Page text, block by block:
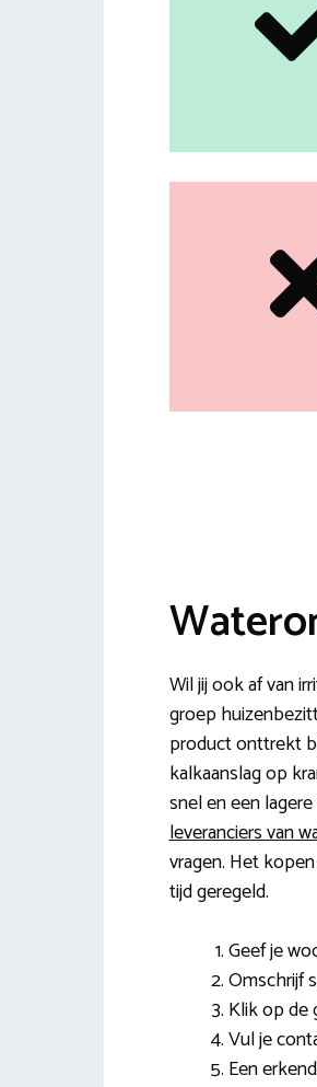
Wil jij ook af van
groep
product onttrekt
kalkaanslag op
snel en een
leveranciers van
vragen. Het
tijd geregeld.
Geef je
Omschrijf
Klik op de
Vul je
Een